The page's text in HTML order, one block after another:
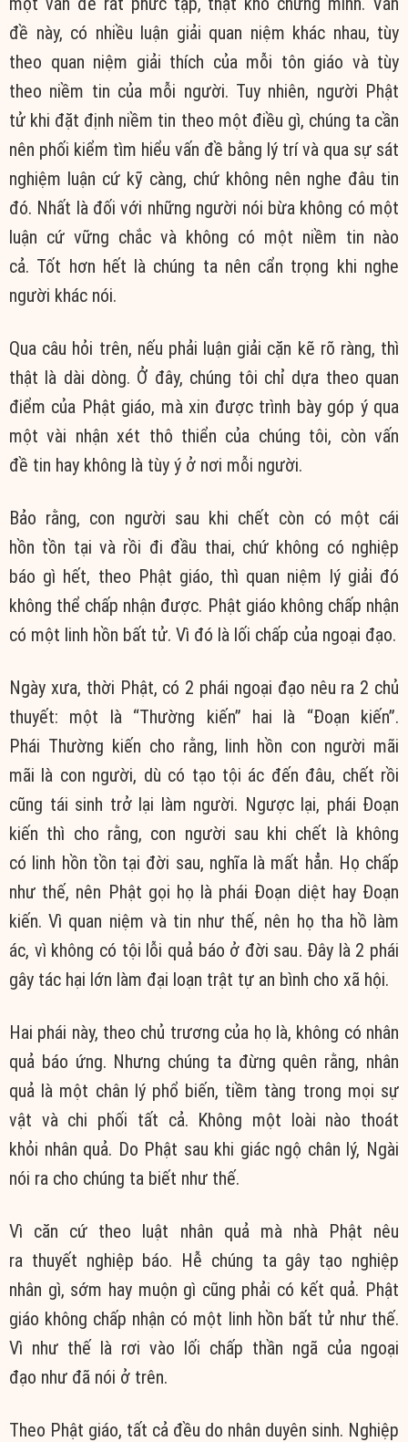
đề này, có nhiều luận giải quan niệm khác nhau, tùy
theo quan niệm giải thích của mỗi tôn giáo và tùy
theo niềm tin của mỗi người. Tuy nhiên, người Phật
tử khi đặt định niềm tin theo một điều gì, chúng ta cần
nên phối kiểm tìm hiểu vấn đề bằng lý trívà qua sự sát
nghiệm luận cứ kỹ càng, chứ không nên nghe đâu tin
đó. Nhất là đối với những người nói bừa không có một
luận cứ vững chắc và không có một niềm tin nào
cả. Tốt hơn hết là chúng ta nên cẩn trọng khi nghe
người khác nói.
Qua câu hỏi trên, nếu phải luận giải cặn kẽ rõ ràng, thì
thật là dài dòng. Ở đây, chúng tôi chỉ dựa theo quan
điểm của Phật giáo, mà xin được trình bày góp ý qua
một vài nhận xét thô thiển của chúng tôi, cònvấn
đề tin hay không là tùy ý ở nơi mỗi người.
Bảo rằng, con người sau khi chết còn có một cái
hồn tồn tại và rồi đi đầu thai, chứ không có nghiệp
báo gì hết, theo Phật giáo, thì quan niệm lý giải đó
không thể chấp nhận được. Phật giáo không chấp nhận
có một linh hồn bất tử. Vì đó là lối chấp của ngoại đạo.
Ngày xưa, thời Phật, có 2 phái ngoại đạo nêu ra 2 chủ
thuyết: một là “Thường kiến” hai là “Đoạn kiến”.
Phái Thường kiến cho rằng, linh hồn con người mãi
mãi là con người, dù có tạo tội ác đến đâu, chết rồi
cũng tái sinh trở lại làm người. Ngược lại, phái Đoạn
kiến thì cho rằng, con người sau khi chết là không
có linh hồn tồn tại đời sau, nghĩa là mất hẳn. Họ chấp
như thế, nên Phật gọi họ là phái Đoạn diệt hay Đoạn
kiến. Vì quan niệm và tin như thế, nên họ tha hồ làm
ác, vì không có tội lỗi quả báo ở đời sau. Đây là 2 phái
gây tác hại lớn làm đại loạn trật tự an bình cho xã hội.
Hai phái này, theo chủ trương của họ là, không có nhân
quả báo ứng. Nhưng chúng ta đừng quên rằng, nhân
quả là một chân lý phổ biến, tiềm tàng trong mọi sự
vật và chi phối tất cả. Không một loài nào thoát
khỏi nhân quả. Do Phật sau khi giác ngộ chân lý, Ngài
nói ra cho chúng ta biết như thế.
Vì căn cứ theo luật nhân quả mà nhà Phật nêu
ra thuyết nghiệp báo. Hễ chúng ta gây tạo nghiệp
nhân gì, sớm hay muộn gì cũng phải có kết quả. Phật
giáo không chấp nhận có một linh hồn bất tửnhư thế.
Vì như thế là rơi vào lối chấp thần ngã của ngoại
đạo như đã nói ở trên.
Theo Phật giáo, tất cả đều do nhân duyên sinh. Nghiệp